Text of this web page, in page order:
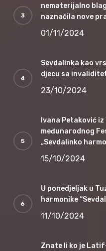
nematerijalno
naznačila nove
01/11/2024
Sevdalinka kao
djecu sa
23/10/2024
Ivana Petaković
međunarodnog
„Sevdalinko
15/10/2024
U ponedjeljak u
harmonike
11/10/2024
Znate li ko je